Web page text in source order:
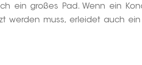
ein großes Pad. Wenn ein
werden muss, erleidet auch